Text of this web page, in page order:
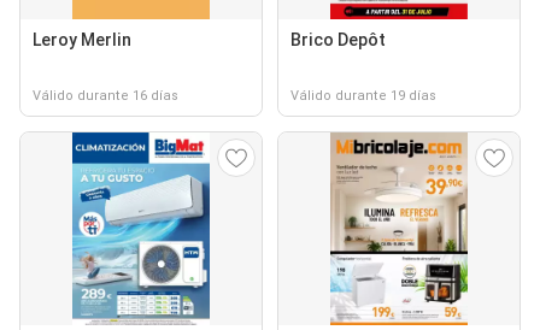
Leroy Merlin
Válido durante 16 días
Brico Depôt
Válido durante 19 días